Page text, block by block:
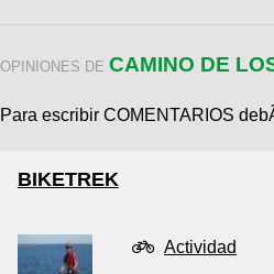
OPINIONES DE CAMINO DE
Para escribir COMENTARIOS
BIKETREK
Actividad